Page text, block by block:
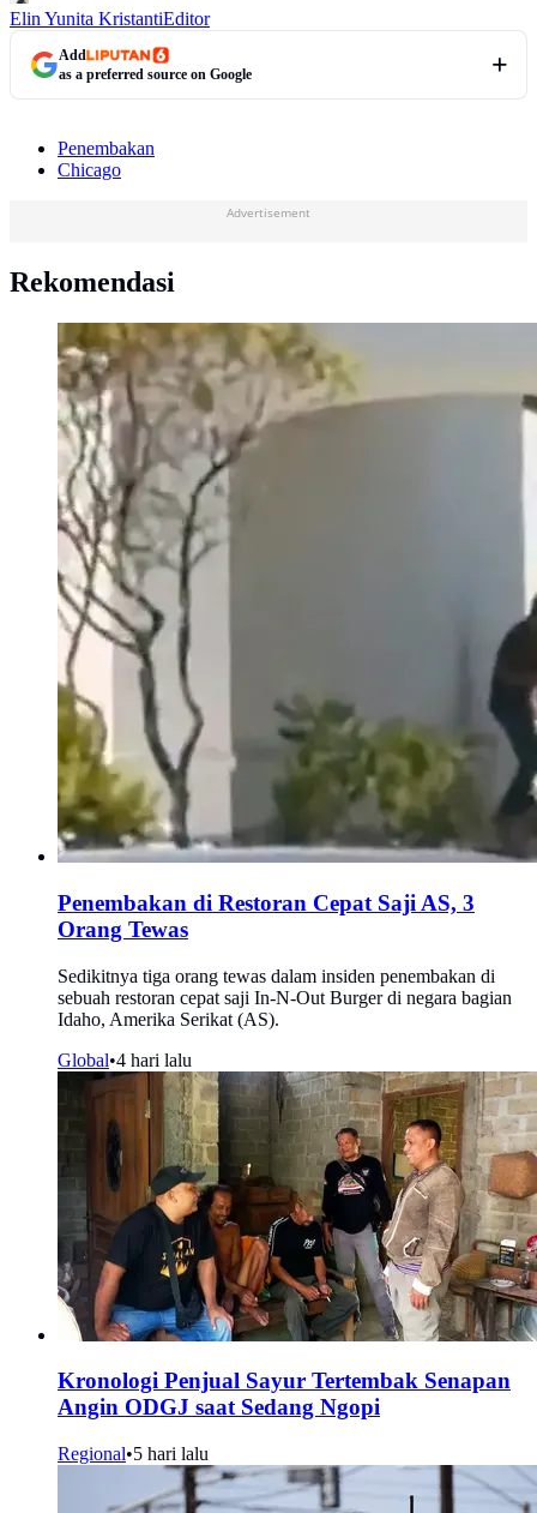
Elin Yunita KristantiEditor
Add
as a preferred source on Google
Penembakan
Chicago
Advertisement
Rekomendasi
Penembakan di Restoran Cepat Saji AS, 3
Orang Tewas
Sedikitnya tiga orang tewas dalam insiden penembakan di
sebuah restoran cepat saji In-N-Out Burger di negara bagian
Idaho, Amerika Serikat (AS).
Global•4 hari lalu
Kronologi Penjual Sayur Tertembak Senapan
Angin ODGJ saat Sedang Ngopi
Regional•5 hari lalu